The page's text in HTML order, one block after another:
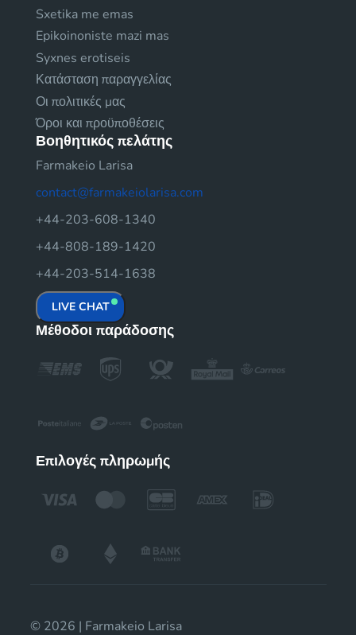
Sxetika me emas
Epikoinoniste mazi mas
Syxnes erotiseis
Κατάσταση παραγγελίας
Οι πολιτικές μας
Όροι και προϋποθέσεις
Βοηθητικός πελάτης
Farmakeio Larisa
contact@farmakeiolarisa.com
+44-203-608-1340
+44-808-189-1420
+44-203-514-1638
LIVE CHAT
Μέθοδοι παράδοσης
Επιλογές πληρωμής
© 2026 | Farmakeio Larisa